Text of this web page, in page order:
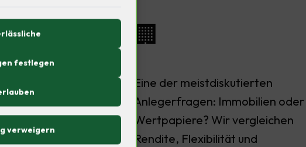
funktioniert,
welchen
🏢
Eine der meistdiskutierten
Anlegerfragen: Immobilien oder
Wertpapiere? Wir vergleichen
Rendite, Flexibilität und
festlegen
verweigern